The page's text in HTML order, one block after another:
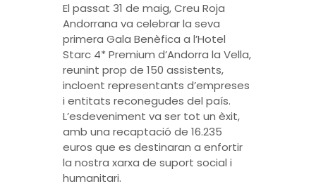
El passat 31 de maig, Creu Roja
Andorrana va celebrar la seva
primera Gala Benèfica a l’Hotel
Starc 4* Premium d’Andorra la Vella,
reunint prop de 150 assistents,
incloent representants d’empreses
i entitats reconegudes del país.
L’esdeveniment va ser tot un èxit,
amb una recaptació de 16.235
euros que es destinaran a enfortir
la nostra xarxa de suport social i
humanitari.